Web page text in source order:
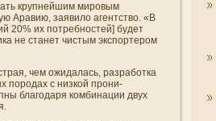
крупнейшим мировым
Аравию, заявило агентство. «В
20% их потребностей] будет
не станет чистым экспортером
чем ожидалась, разработка
породах с ни­зкой прони­
благодаря комбинации двух